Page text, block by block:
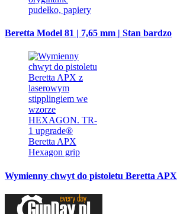
Beretta Model 81 | 7,65 mm | Stan bardzo
Wymienny chwyt do pistoletu Beretta APX